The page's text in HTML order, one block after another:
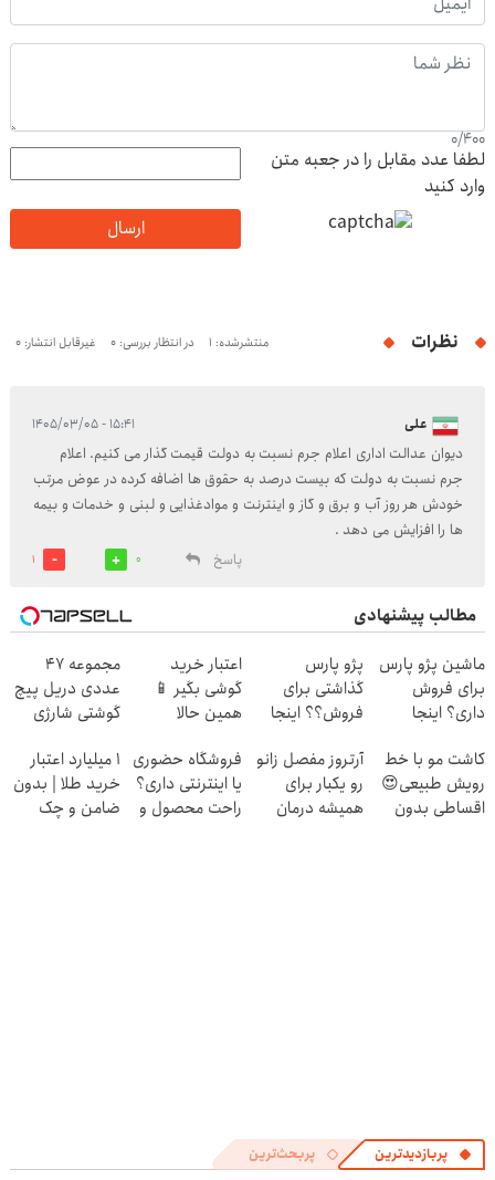
0/400
لطفا عدد مقابل را در جعبه متن
وارد کنید
ارسال
نظرات منتشرشده: 1 در انتظار بررسی: 0 غیرقابل انتشار: 0
علی ۱۵:۴۱ - ۱۴۰۵/۰۳/۰۵
دیوان عدالت اداری اعلام جرم نسبت به دولت قیمت گذار می کنیم. اعلام
جرم نسبت به دولت که بیست درصد به حقوق ها اضافه کرده در عوض مرتب
خودش هر روز آب و برق و گاز و اینترنت و موادغذایی و لبنی و خدمات و بیمه
ها را افزایش می دهد .
پاسخ
0
1
مطالب پیشنهادی
ماشین پژو پارس
برای فروش
داری؟ اینجا
پژو پارس
گذاشتی برای
فروش؟؟ اینجا
اعتبار خرید
گوشی بگیر 📱
همین حالا
بده 🎯
مجموعه 47
عددی دریل پیچ
گوشتی شارژی
محدود)
کاشت مو با خط
رویش طبیعی😍
اقساطی بدون
آرتروز مفصل زانو
رو یکبار برای
همیشه درمان
فروشگاه حضوری
یا اینترنتی داری؟
راحت محصول و
۱ میلیارد اعتبار
خرید طلا | بدون
ضامن و چک
پربازدیدترین پربحث‌ترین